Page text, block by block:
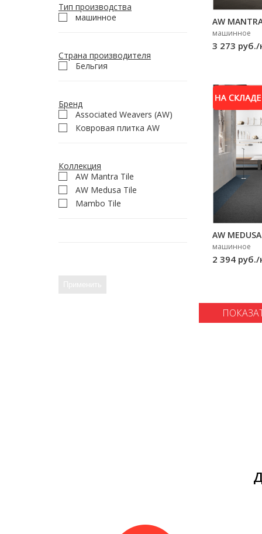
AW
машинное
3 273
AW
машинное
2 394
Тип производства
машинное
Страна производителя
Бельгия
Бренд
Associated Weavers (AW)
Ковровая плитка AW
Коллекция
AW Mantra Tile
AW Medusa Tile
Mambo Tile